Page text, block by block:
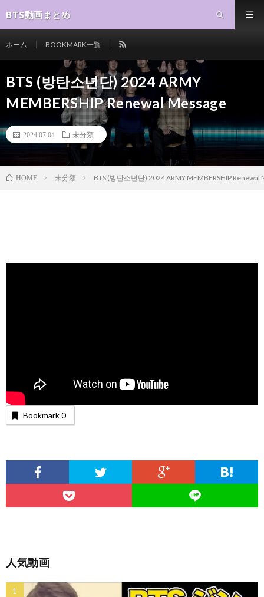
BTS動画まとめ
ホーム BOOKMARK一覧
BTS (방탄소년단) 2024 ARMY
MEMBERSHIP Renewal Message
2024.07.04 未分類
HOME 未分類 BTS (방탄소년단) 2024 ARMY MEMBERSHIP Renewal
Bookmark0
人気動画